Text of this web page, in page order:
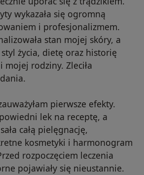
wykazała się ogromną
i profesjonalizmem.
stan mojej skóry, a
życia, dietę oraz historię
rodziny. Zleciła
pierwsze efekty.
lek na receptę, a
całą pielęgnację,
kosmetyki i harmonogram
rozpoczęciem leczenia
pojawiały się nieustannie.